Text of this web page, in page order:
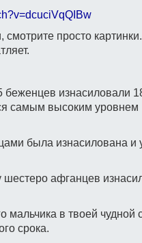
просто
беженцев изнасиловали
самым высоким уровнем
была изнасилована и
афганцев
мальчика в твоей чудной
срока.